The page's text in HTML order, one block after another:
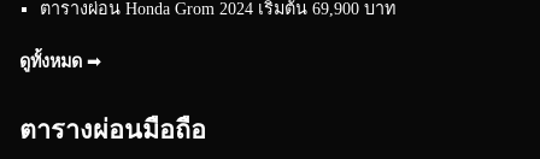
ตารางผ่อน Honda Grom 2024 เริ่มต้น 69,900 บาท
ดูทั้งหมด ➟
ตารางผ่อนมือถือ